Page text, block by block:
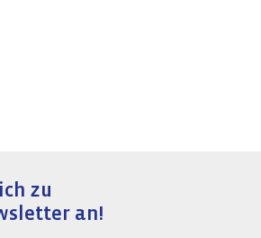
zu
an!